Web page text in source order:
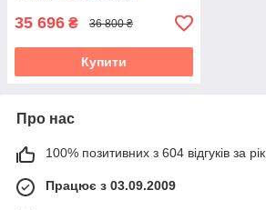
35 696 ₴ 36 800 ₴
Купити
Про нас
100% позитивних з 604 відгуків за рік
Працює з 03.09.2009